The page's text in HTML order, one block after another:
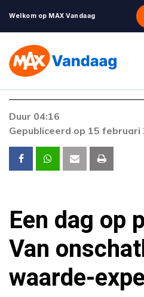
Welkom op MAX Vandaag
Duur 04:16
Gepubliceerd op 15 februari
Een dag op
Van
waarde-